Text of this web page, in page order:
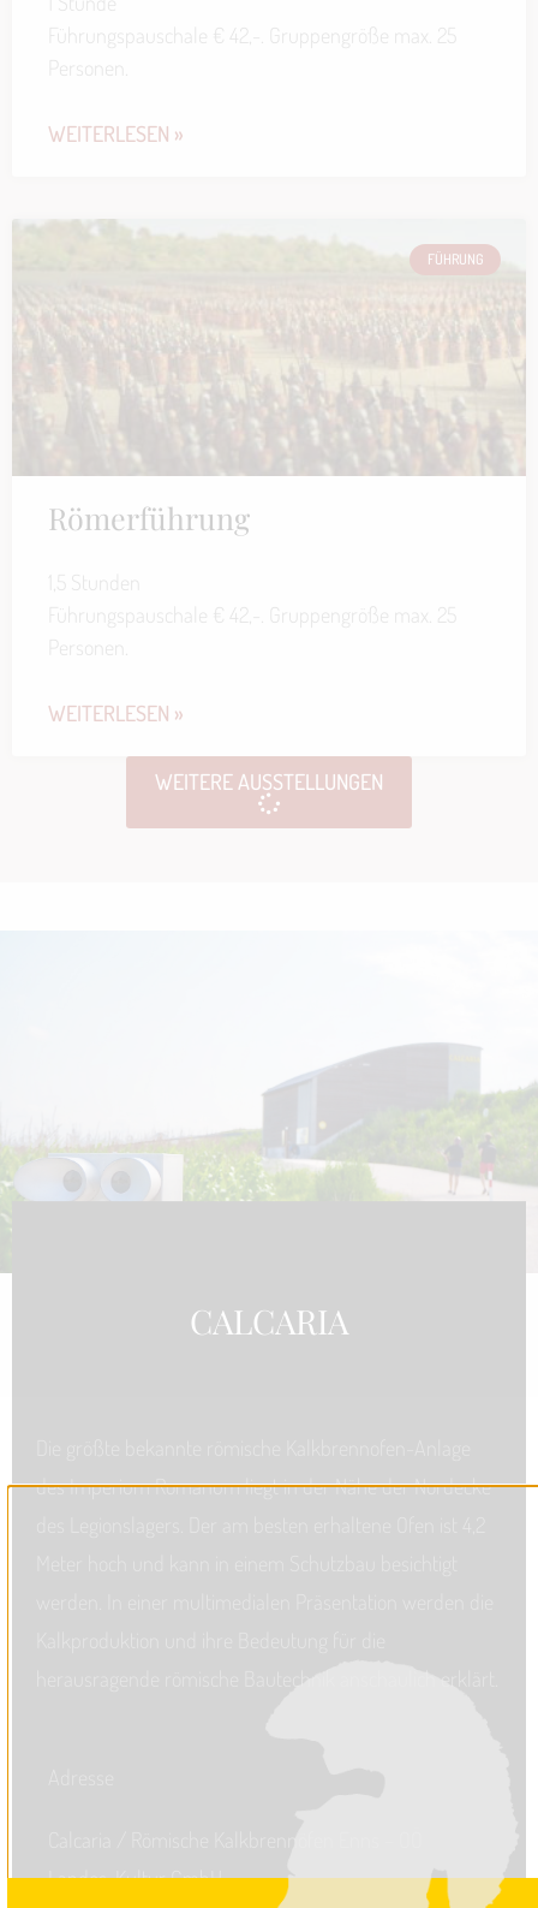
Führungspauschale € 42,-. Gruppengröße max. 25
Personen.
WEITERLESEN »
FÜHRUNG
Römerführung
1,5 Stunden
Führungspauschale € 42,-. Gruppengröße max. 25
Personen.
WEITERLESEN »
WEITERE AUSSTELLUNGEN
CALCARIA
des Imperium Romanum liegt in der Nähe der Nordecke
Landes-Kultur GmbH